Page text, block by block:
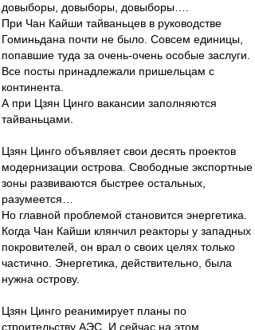
довыборы, довыборы, довыборы….
При Чан Кайши тайваньцев в руководстве
Гоминьдана почти не было. Совсем единицы,
попавшие туда за очень-очень особые заслуги.
Все посты принадлежали пришельцам с
континента.
А при Цзян Цинго вакансии заполняются
тайваньцами.
Цзян Цинго объявляет свои десять проектов
модернизации острова. Свободные экспортные
зоны развиваются быстрее остальных,
разумеется…
Но главной проблемой становится энергетика.
Когда Чан Кайши клянчил реакторы у западных
покровителей, он врал о своих целях только
частично. Энергетика, действительно, была
нужна острову.
Цзян Цинго реанимирует планы по
строительству АЭС. И сейчас на этом